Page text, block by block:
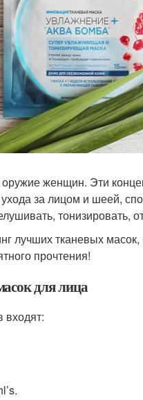
женщин. Эти
за лицом и шеей,
тонизировать,
лучших тканевых
прочтения!
для лица
входят: